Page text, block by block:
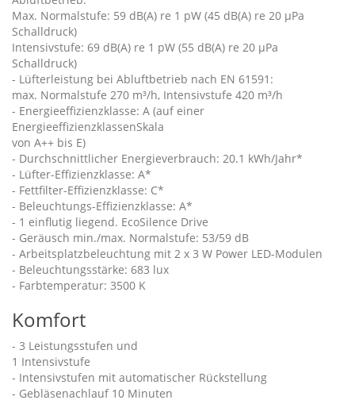
Max. Normalstufe: 59 dB(A) re 1 pW (45 dB(A) re 20 µPa
Schalldruck)
Intensivstufe: 69 dB(A) re 1 pW (55 dB(A) re 20 µPa
Schalldruck)
- Lüfterleistung bei Abluftbetrieb nach EN 61591:
max. Normalstufe 270 m³/h, Intensivstufe 420 m³/h
- Energieeffizienzklasse: A (auf einer
EnergieeffizienzklassenSkala
von A++ bis E)
- Durchschnittlicher Energieverbrauch: 20.1 kWh/Jahr*
- Lüfter-Effizienzklasse: A*
- Fettfilter-Effizienzklasse: C*
- Beleuchtungs-Effizienzklasse: A*
- 1 einflutig liegend. EcoSilence Drive
- Geräusch min./max. Normalstufe: 53/59 dB
- Arbeitsplatzbeleuchtung mit 2 x 3 W Power LED-Modulen
- Beleuchtungsstärke: 683 lux
- Farbtemperatur: 3500 K
Komfort
- 3 Leistungsstufen und
1 Intensivstufe
- Intensivstufen mit automatischer Rückstellung
- Gebläsenachlauf 10 Minuten